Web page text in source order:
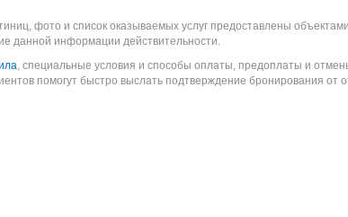
фото и список оказываемых услуг предоставлены
данной информации действительности.
, специальные условия и способы оплаты, предоплаты и
помогут быстро выслать подтверждение бронирования